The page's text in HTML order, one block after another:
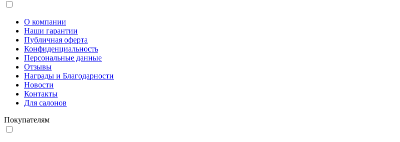
О компании
Наши гарантии
Публичная оферта
Конфиденциальность
Персональные данные
Отзывы
Награды и Благодарности
Новости
Контакты
Для салонов
Покупателям